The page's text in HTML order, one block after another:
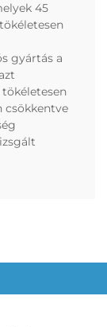
45
gyártás a
csökkentve